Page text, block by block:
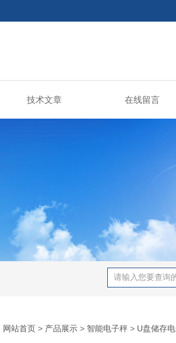
技术文章 在线留言
网站首页 > 产品展示 > 智能电子秤 > U盘储存